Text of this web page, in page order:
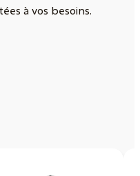
à vos besoins.